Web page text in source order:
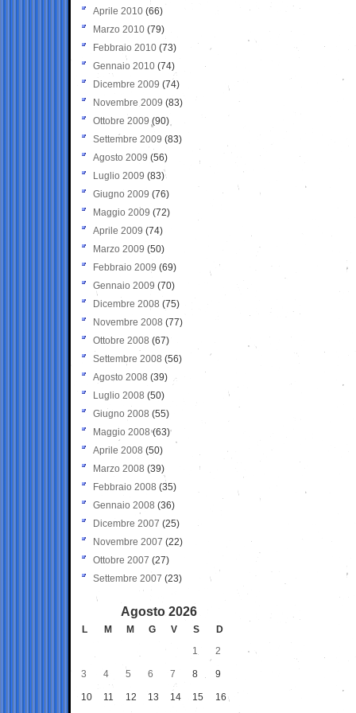
Aprile 2010 (66)
Marzo 2010 (79)
Febbraio 2010 (73)
Gennaio 2010 (74)
Dicembre 2009 (74)
Novembre 2009 (83)
Ottobre 2009 (90)
Settembre 2009 (83)
Agosto 2009 (56)
Luglio 2009 (83)
Giugno 2009 (76)
Maggio 2009 (72)
Aprile 2009 (74)
Marzo 2009 (50)
Febbraio 2009 (69)
Gennaio 2009 (70)
Dicembre 2008 (75)
Novembre 2008 (77)
Ottobre 2008 (67)
Settembre 2008 (56)
Agosto 2008 (39)
Luglio 2008 (50)
Giugno 2008 (55)
Maggio 2008(63)
Aprile 2008 (50)
Marzo 2008 (39)
Febbraio 2008 (35)
Gennaio 2008 (36)
Dicembre 2007 (25)
Novembre 2007 (22)
Ottobre 2007 (27)
Settembre 2007 (23)
Agosto 2026
L M M G V S
D
1
2
3 4 5 6 7 8 9
10 11 12 13 14 15 16